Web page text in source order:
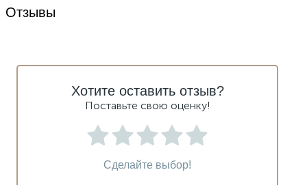
Отзывы
Хотите оставить отзыв?
Поставьте свою оценку!
Сделайте выбор!